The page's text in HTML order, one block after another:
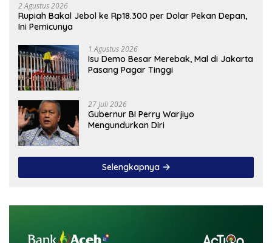
2 Agustus 2026
Rupiah Bakal Jebol ke Rp18.300 per Dolar Pekan Depan,
Ini Pemicunya
1 Agustus 2026
Isu Demo Besar Merebak, Mal di Jakarta
Pasang Pagar Tinggi
27 Juli 2026
Gubernur BI Perry Warjiyo
Mengundurkan Diri
Selengkapnya